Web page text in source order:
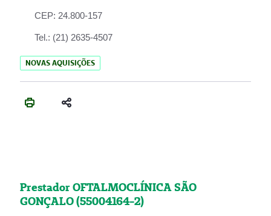
CEP: 24.800-157
Tel.: (21) 2635-4507
NOVAS AQUISIÇÕES
Prestador OFTALMOCLÍNICA SÃO
GONÇALO (55004164-2)